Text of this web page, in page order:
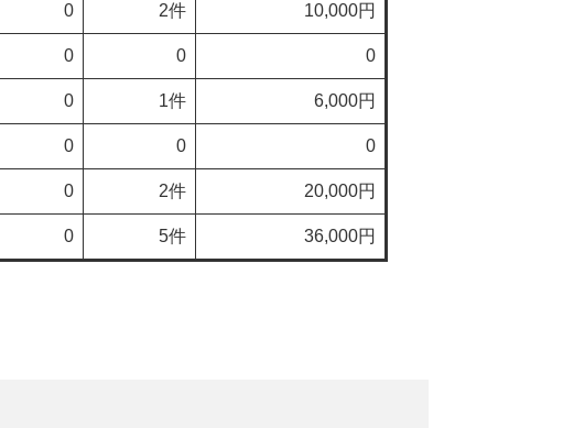
0 2件 10,000円
0 0 0
0 1件 6,000円
0 0 0
0 2件 20,000円
0 5件 36,000円